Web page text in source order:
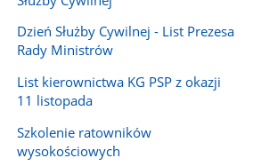
Dzień Służby Cywilnej - List Prezesa
Rady Ministrów
List kierownictwa KG PSP z okazji
11 listopada
Szkolenie ratowników
wysokościowych